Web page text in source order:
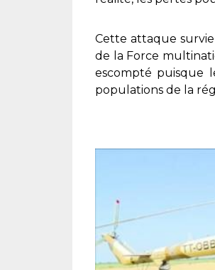
Cette attaque
de la Force
escompté puisque
populations de la